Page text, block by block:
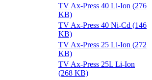
TV Ax-Press 40 Li-Ion (276
KB)
TV Ax-Press 40 Ni-Cd (146
KB)
TV Ax-Press 25 Li-Ion (272
KB)
TV Ax-Press 25L Li-Ion
(268 KB)